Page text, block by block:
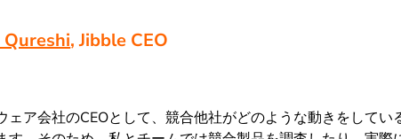
, Jibble CEO
ェア会社のCEOとして、競合他社がどのような動きをしてい